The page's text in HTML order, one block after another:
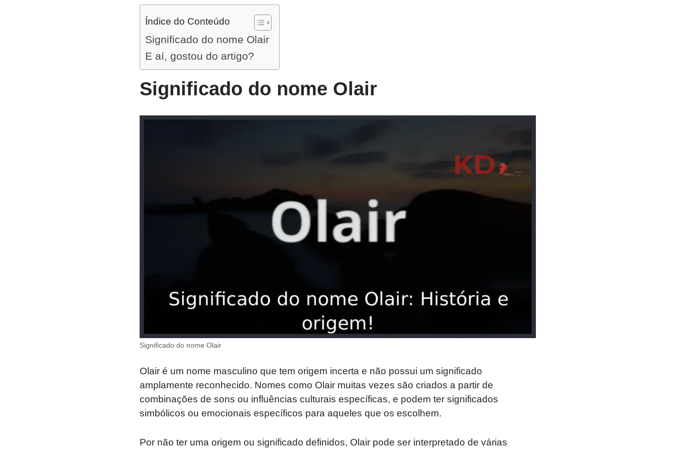
Índice do Conteúdo
Significado do nome Olair
E aí, gostou do artigo?
Significado do nome Olair
Significado do nome Olair
Olair é um nome masculino que tem origem incerta e não possui um significado
amplamente reconhecido. Nomes como Olair muitas vezes são criados a partir de
combinações de sons ou influências culturais específicas, e podem ter significados
simbólicos ou emocionais específicos para aqueles que os escolhem.
Por não ter uma origem ou significado definidos, Olair pode ser interpretado de várias